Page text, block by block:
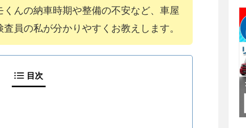
くんの納車時期や整備の不安など、車屋
員の私が分かりやすくお教えします。
目次